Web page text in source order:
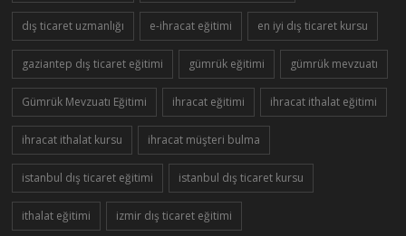
dış ticaret uzmanlığı e-ihracat eğitimi en iyi dış ticaret kursu
gaziantep dış ticaret eğitimi gümrük eğitimi gümrük mevzuatı
Gümrük Mevzuatı Eğitimi ihracat eğitimi ihracat ithalat eğitimi
ihracat ithalat kursu ihracat müşteri bulma
istanbul dış ticaret eğitimi istanbul dış ticaret kursu
ithalat eğitimi izmir dış ticaret eğitimi